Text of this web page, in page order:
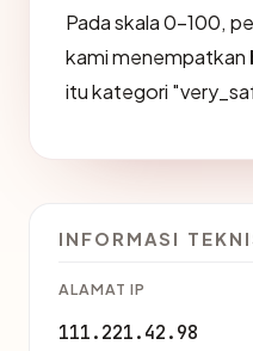
Pada skala 0-100,
kami menempatkan
itu kategori
INFORMASI
ALAMAT IP
111.221.42.98